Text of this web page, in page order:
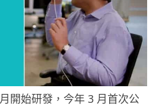
開始研發，今年 3 月首次公